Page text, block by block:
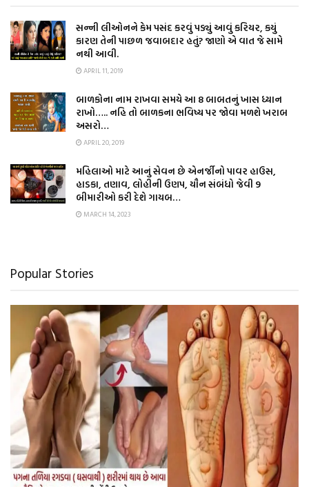
સન્ની લીઓનને કેમ પસંદ કરવું પડ્યું આવું કરિયર, કયું
કારણ તેની પાછળ જવાબદાર હતું? જાણો એ વાત જે સામે
નથી આવી.
APRIL 11, 2019
બાળકોના નામ રાખવા સમયે આ 8 બાબતનું ખાસ ધ્યાન
રાખો….. નહિ તો બાળકના ભવિષ્ય પર જોવા મળશે ખરાબ
અસરો…
APRIL 20, 2019
મહિલાઓ માટે આનું સેવન છે એનર્જીનો પાવર હાઉસ,
હાડકા, તણાવ, લોહીની ઉણપ, યૌન સંબંધો જેવી 9
બીમારીઓ કરી દેશે ગાયબ…
MARCH 14, 2023
Popular Stories